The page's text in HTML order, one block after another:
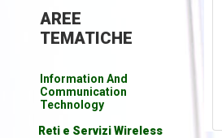
AREE
TEMATICHE
Information And
Communication
Technology
Reti e Servizi Wireless